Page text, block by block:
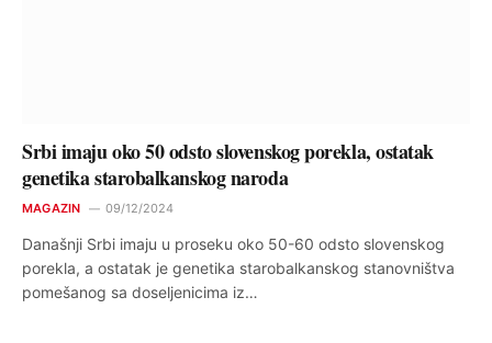
Srbi imaju oko 50 odsto slovenskog porekla, ostatak
genetika starobalkanskog naroda
MAGAZIN 09/12/2024
Današnji Srbi imaju u proseku oko 50-60 odsto slovenskog
porekla, a ostatak je genetika starobalkanskog stanovništva
pomešanog sa doseljenicima iz…